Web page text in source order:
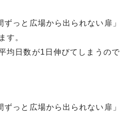
っと広場から出られない扉」
す。
均日数が1日伸びてしまうので
っと広場から出られない扉」